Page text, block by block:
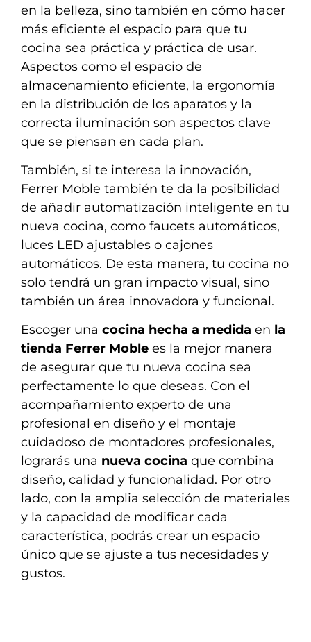
en la belleza, sino también en cómo hacer
más eficiente el espacio para que tu
cocina sea práctica y práctica de usar.
Aspectos como el espacio de
almacenamiento eficiente, la ergonomía
en la distribución de los aparatos y la
correcta iluminación son aspectos clave
que se piensan en cada plan.
También, si te interesa la innovación,
Ferrer Moble también te da la posibilidad
de añadir automatización inteligente en tu
nueva cocina, como faucets automáticos,
luces LED ajustables o cajones
automáticos. De esta manera, tu cocina no
solo tendrá un gran impacto visual, sino
también un área innovadora y funcional.
Escoger una cocina hecha a medida en la
tienda Ferrer Moble es la mejor manera
de asegurar que tu nueva cocina sea
perfectamente lo que deseas. Con el
acompañamiento experto de una
profesional en diseño y el montaje
cuidadoso de montadores profesionales,
lograrás una nueva cocina que combina
diseño, calidad y funcionalidad. Por otro
lado, con la amplia selección de materiales
y la capacidad de modificar cada
característica, podrás crear un espacio
único que se ajuste a tus necesidades y
gustos.